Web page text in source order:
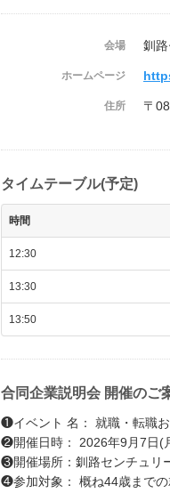
会場 釧
ホームページ
住所 〒
タイムテーブル(予定)
時間
12:30
13:30
13:50
合同企業説明会 開催のご
❶イベント 名： 就職・転職
❷開催日時： 2026年9月7日(
❸開催場所：釧路センチュリ
❹参加対象： 概ね44歳までの